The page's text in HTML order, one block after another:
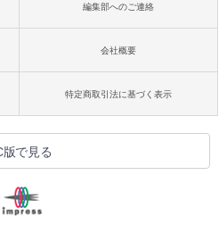
編集部へのご連絡
会社概要
特定商取引法に基づく表示
版で見る